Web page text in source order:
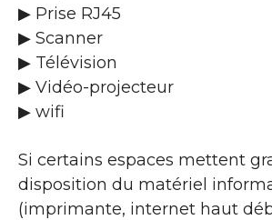
▶ Prise RJ45
▶ Scanner
▶ Télévision
▶ Vidéo-projecteur
▶ wifi
Si certains espaces mettent
disposition du matériel
(imprimante, internet haut